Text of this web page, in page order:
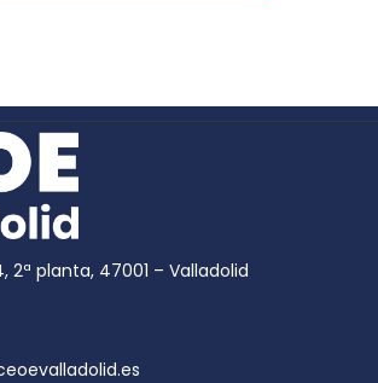
2ª planta, 47001 – Valladolid